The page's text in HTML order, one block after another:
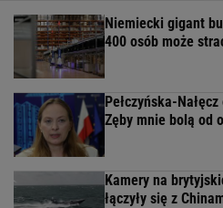
Niemiecki gigant
400 osób może
Pełczyńska-
Zęby mnie bolą od
Kamery na
łączyły się z